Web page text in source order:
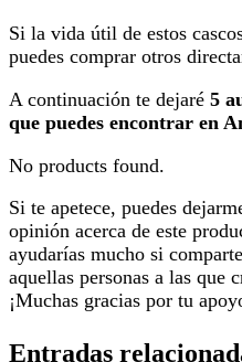
Si la vida útil de estos
puedes comprar otros
A continuación te dejaré 5
que puedes encontrar en
No products found.
Si te apetece, puedes
opinión acerca de este
ayudarías mucho si
aquellas personas a las que
¡Muchas gracias por tu
Entradas